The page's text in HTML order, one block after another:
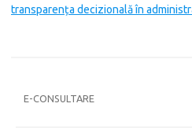
transparența decizională în
E-CONSULTARE